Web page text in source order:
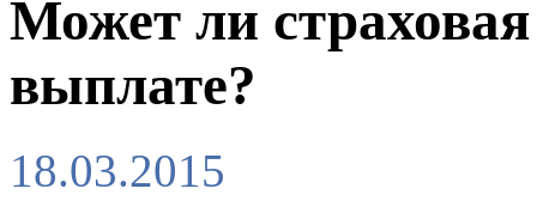
Может ли
выплате?
18.03.2015